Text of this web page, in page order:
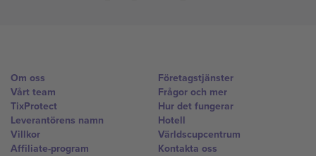
Om oss
Vårt team
TixProtect
Leverantörens namn
Villkor
Affiliate-program
Företagstjänster
Frågor och mer
Hur det fungerar
Hotell
Världscupcentrum
Kontakta oss